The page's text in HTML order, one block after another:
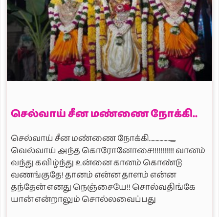
செல்வாய் சீன மண்ணை நோக்கி..
செல்வாய் சீன மண்ணை நோக்கி……………..,,,,,
வெல்வாய் அந்த கொரோனோசை!!!!!!!!!!! வானம்
வந்து கவிழ்ந்து உன்னை கானம் கொண்டு
வணங்குதே! தானம் என்ன தாளம் என்ன
தந்தேன் எனது நெஞ்சையே!! சொல்வதிங்கே
யான் என்றாலும் சொல்லவைப்பது